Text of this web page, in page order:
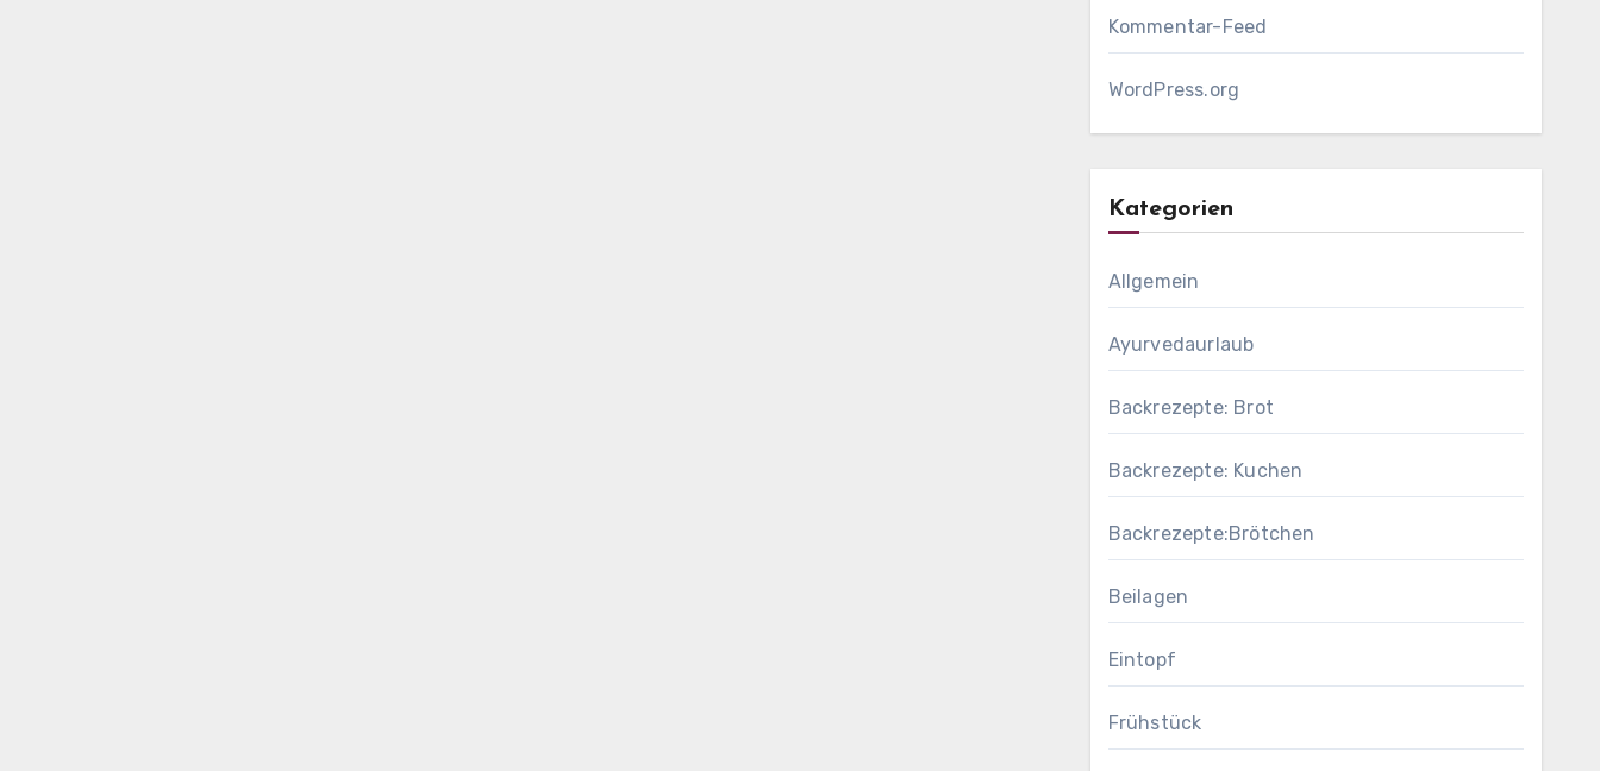
Kommentar-Feed
WordPress.org
Kategorien
Allgemein
Ayurvedaurlaub
Backrezepte: Brot
Backrezepte: Kuchen
Backrezepte:Brötchen
Beilagen
Eintopf
Frühstück